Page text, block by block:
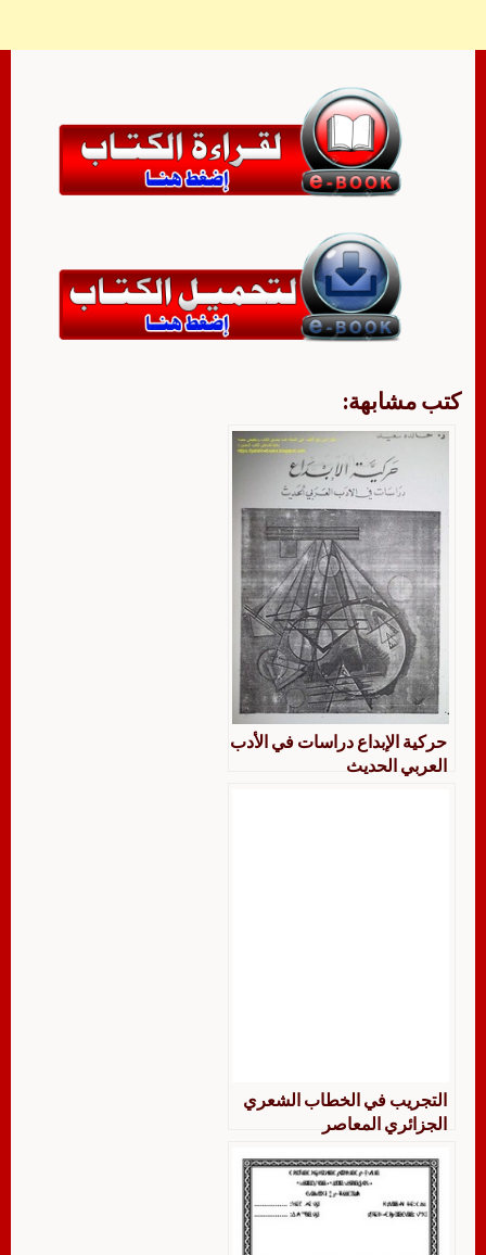
كتب مشابهة:
حركية الإبداع دراسات في الأدب
العربي الحديث
التجريب في الخطاب الشعري
الجزائري المعاصر